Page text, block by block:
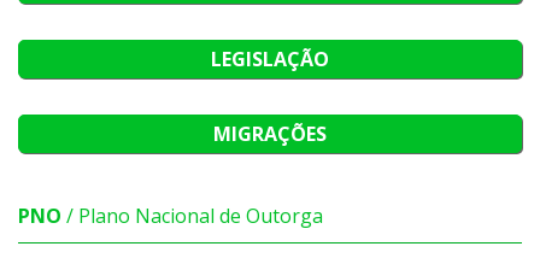
LEGISLAÇÃO
MIGRAÇÕES
PNO / Plano Nacional de Outorga